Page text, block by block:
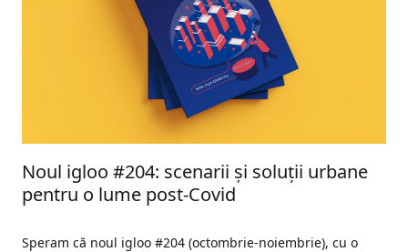
Noul igloo #204: scenarii și soluții urbane
pentru o lume post-Covid
Speram că noul igloo #204 (octombrie-noiembrie), cu o